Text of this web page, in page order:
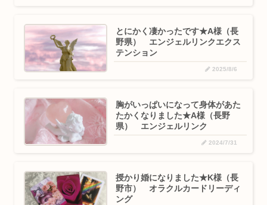
とにかく凄かったです★A様（長
野県） エンジェルリンクエクス
テンション
2025/8/6
胸がいっぱいになって身体があた
たかくなりました★A様（長野
県） エンジェルリンク
2024/7/31
授かり婚になりました★K様（長
野市） オラクルカードリーディ
ング